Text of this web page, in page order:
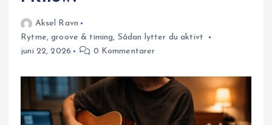
Aksel Ravn
Rytme, groove & timing, Sådan lytter du aktivt
juni 22, 2026
0 Kommentarer